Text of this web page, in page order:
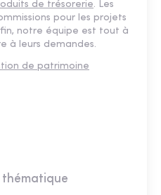
de trésorerie. Les
pour les projets
notre équipe est tout à
à leurs demandes.
de patrimoine
thématique